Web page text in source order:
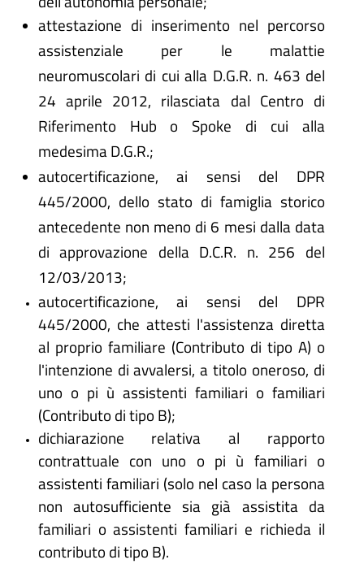
attestazione di inserimento nel percorso
assistenziale per le malattie
neuromuscolari di cui alla D.G.R. n. 463 del
24 aprile 2012, rilasciata dal Centro di
Riferimento Hub o Spoke di cui alla
medesima D.G.R.;
autocertificazione, ai sensi del DPR
445/2000, dello stato di famiglia storico
antecedente non meno di 6 mesi dalla data
di approvazione della D.C.R. n. 256 del
12/03/2013;
autocertificazione, ai sensi del DPR
445/2000, che attesti l'assistenza diretta
al proprio familiare (Contributo di tipo A) o
l'intenzione di avvalersi, a titolo oneroso, di
uno o pi ù assistenti familiari o familiari
(Contributo di tipo B);
dichiarazione relativa al rapporto
contrattuale con uno o pi ù familiari o
assistenti familiari (solo nel caso la persona
non autosufficiente sia già assistita da
familiari o assistenti familiari e richieda il
contributo di tipo B).